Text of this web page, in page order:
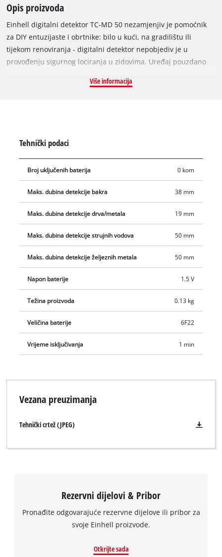
Trebamo vaše dopuštenje za učitavanje
This content is not permitted to load due
Opis proizvoda
Einhell digitalni detektor TC-MD 50 nezamjenjiv je pomoćnik
za DIY entuzijaste i obrtnike: bilo u kući, na gradilištu ili
tijekom renoviranja - digitalni detektor nepobjediv je u
provođenju sigurnog lociranja u zidovima. Uređaj pouzdano
konstrukciji: željezni metali poput čelika i kabeli pod naponom
intuitivno. Zaštitni klizači pričvršćeni sa stražnje strane
također pružaju zaštitu zidova. Mekani rukohvat omogućuje
udobno rukovanje jednom rukom. Ako se Einhell digitalni
nakon jedne minute ne korištenja.
Više informacija
Tehnički podaci
Broj uključenih baterija 0 kom
Maks. dubina detekcije bakra 38 mm
Maks. dubina detekcije drva/metala 19 mm
Maks. dubina detekcije strujnih vodova 50 mm
Maks. dubina detekcije željeznih metala 50 mm
Napon baterije 1.5 V
Težina proizvoda 0.13 kg
Veličina baterije 6F22
Vrijeme isključivanja 1 min
Vezana preuzimanja
Tehnički crtež (JPEG)
Rezervni dijelovi & Pribor
Pronađite odgovarajuće rezervne dijelove ili pribor za
svoje Einhell proizvode.
Otkrijte sada